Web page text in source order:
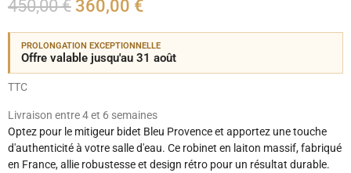
450,00 € 360,00 €
PROLONGATION EXCEPTIONNELLE
Offre valable jusqu'au 31 août
TTC
Livraison entre 4 et 6 semaines
Optez pour le mitigeur bidet Bleu Provence et apportez une touche
d'authenticité à votre salle d'eau. Ce robinet en laiton massif, fabriqué
en France, allie robustesse et design rétro pour un résultat durable.